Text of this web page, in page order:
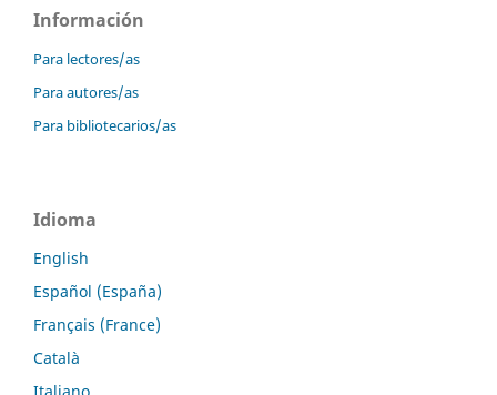
Información
Para lectores/as
Para autores/as
Para bibliotecarios/as
Idioma
English
Español (España)
Français (France)
Català